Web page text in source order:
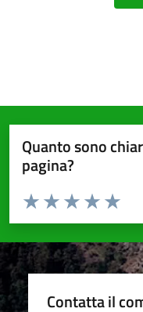
Quanto sono
pagina?
Valuta da 1 a 5 stelle la
Valuta
Valuta 4
Valuta 3 stelle
Valuta 2 stelle su 5
Valuta 1 stelle su 5
Contatta il